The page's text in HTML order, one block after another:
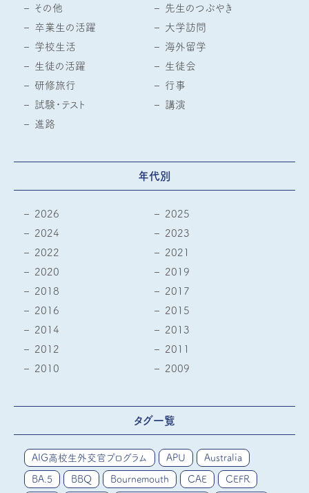
その他
先生のつぶやき
卒業生の活躍
大学訪問
学校生活
海外留学
生徒の活躍
生徒会
研修旅行
行事
試験・テスト
講演
進路
年代別
2026
2025
2024
2023
2022
2021
2020
2019
2018
2017
2016
2015
2014
2013
2012
2011
2010
2009
タグ一覧
AIG高校生外交官プログラム APU Australia
BA.5 BBQ Bournemouth CAE CEFR